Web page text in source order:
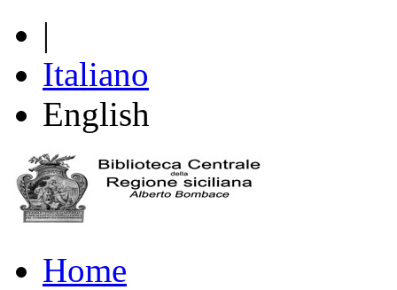
|
Italiano
English
Home